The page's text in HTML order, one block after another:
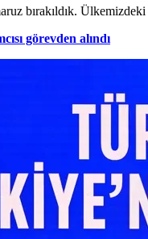
bırakıldık.
görevden alındı